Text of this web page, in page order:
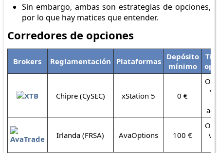
Sin embargo, ambas son estrategias de opciones,
por lo que hay matices que entender.
Corredores de opciones
Brokers Reglamentación Plataformas
Depósito
mínimo
Chipre (CySEC) xStation 5 0 €
Irlanda (FRSA) AvaOptions 100 €